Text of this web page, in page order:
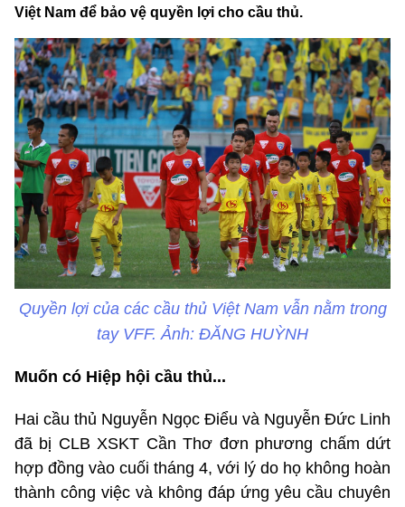
Việt Nam để bảo vệ quyền lợi cho cầu thủ.
Quyền lợi của các cầu thủ Việt Nam vẫn nằm trong
tay VFF. Ảnh: ĐĂNG HUỲNH
Muốn có Hiệp hội cầu thủ...
Hai cầu thủ Nguyễn Ngọc Điểu và Nguyễn Đức Linh
đã bị CLB XSKT Cần Thơ đơn phương chấm dứt
hợp đồng vào cuối tháng 4, với lý do họ không hoàn
thành công việc và không đáp ứng yêu cầu chuyên